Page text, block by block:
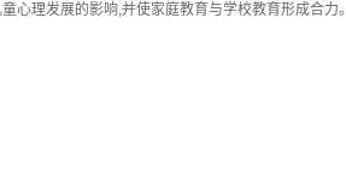
心理发展的影响,并使家庭教育与学校教育形成合力。